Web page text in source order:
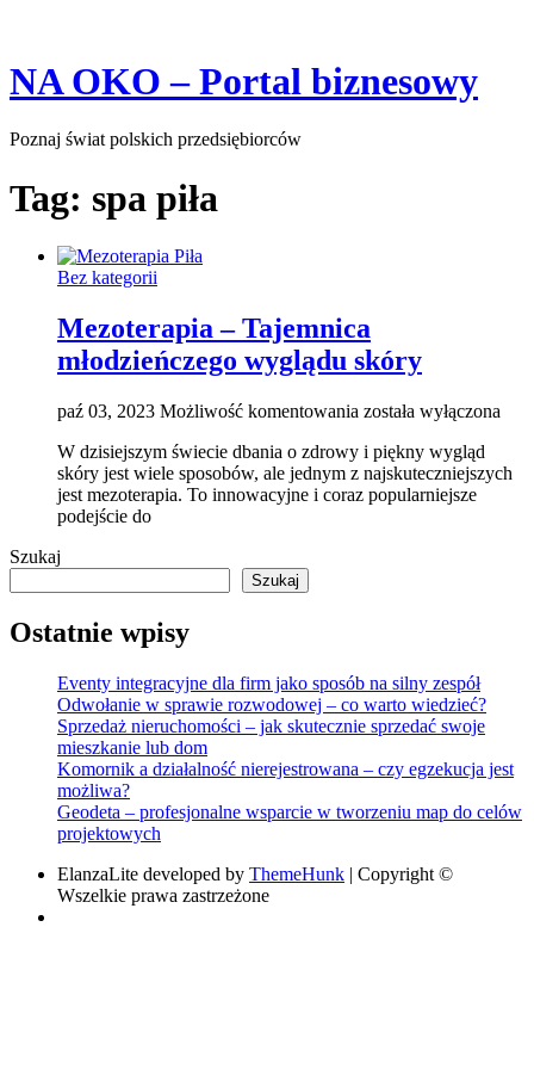
Skip
to
NA OKO – Portal biznesowy
Poznaj świat polskich przedsiębiorców
Tag: spa piła
Bez kategorii
Mezoterapia – Tajemnica
młodzieńczego wyglądu skóry
paź 03, 2023 Możliwość komentowania Mezoterapia
Tajemnica
młodzieńczego
wyglądu
została wyłączona
W dzisiejszym świecie dbania o zdrowy i piękny wygląd
skóry jest wiele sposobów, ale jednym z najskuteczniejszych
jest mezoterapia. To innowacyjne i coraz popularniejsze
podejście do
Szukaj
Szukaj
Ostatnie wpisy
Eventy integracyjne dla firm jako sposób na silny zespół
Odwołanie w sprawie rozwodowej – co warto wiedzieć?
Sprzedaż nieruchomości – jak skutecznie sprzedać swoje
mieszkanie lub dom
Komornik a działalność nierejestrowana – czy egzekucja jest
możliwa?
Geodeta – profesjonalne wsparcie w tworzeniu map do celów
projektowych
ElanzaLite developed by ThemeHunk